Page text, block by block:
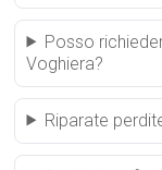
Posso
Voghiera?
Riparate